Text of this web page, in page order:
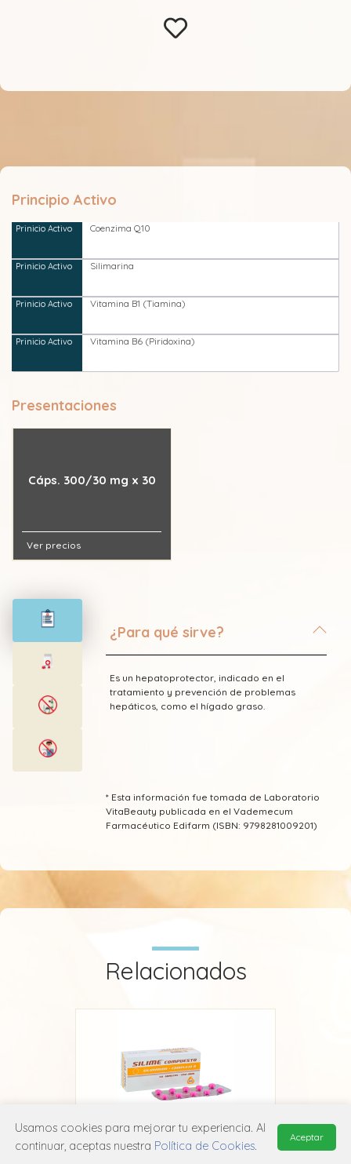
Principio Activo
Coenzima Q10
Silimarina
Vitamina B1 (Tiamina)
Vitamina B6 (Piridoxina)
Presentaciones
Cáps. 300/30 mg x 30
Ver precios
¿Para qué sirve?
Es un hepatoprotector, indicado en el
tratamiento y prevención de problemas
hepáticos, como el hígado graso.
* Esta información fue tomada de Laboratorio
VitaBeauty publicada en el Vademecum
Farmacéutico Edifarm (ISBN: 9798281009201)
Relacionados
Silime Compuesto
Usamos cookies para mejorar tu experiencia. Al
continuar, aceptas nuestra Política de Cookies.
Aceptar